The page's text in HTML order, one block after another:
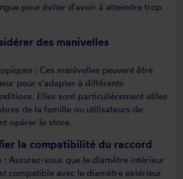
pour éviter d'avoir à atteindre trop
des manivelles
: Ces manivelles peuvent être
pour s'adapter à différents
Elles sont particulièrement utiles
de la famille ou utilisateurs de
opérer le store.
la compatibilité du raccord
: Assurez-vous que le diamètre intérieur
compatible avec le diamètre extérieur